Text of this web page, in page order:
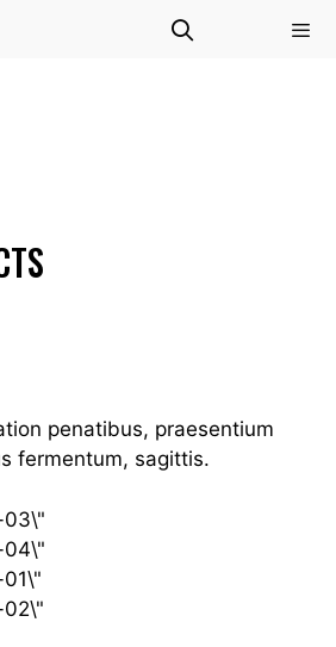
penatibus, praesentium
fermentum, sagittis.